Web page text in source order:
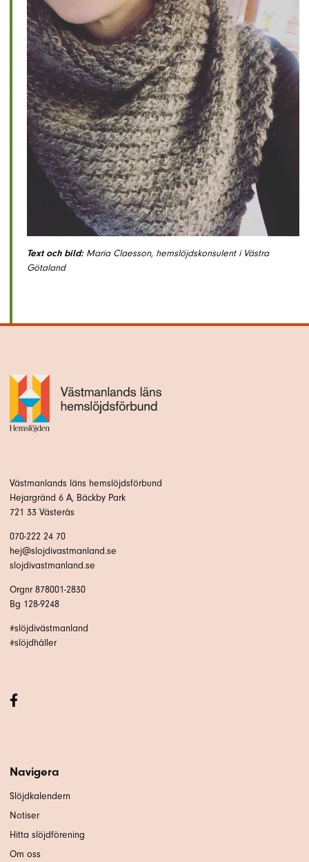
Text och bild:Maria Claesson, hemslöjdskonsulent i Västra
Götaland
Västmanlands läns hemslöjdsförbund
Hejargränd 6 A, Bäckby Park
721 33 Västerås
070-222 24 70
hej@slojdivastmanland.se
slojdivastmanland.se
Orgnr 878001-2830
Bg 128-9248
#slöjdivästmanland
#slöjdhåller
Navigera
Slöjdkalendern
Notiser
Hitta slöjdförening
Om oss